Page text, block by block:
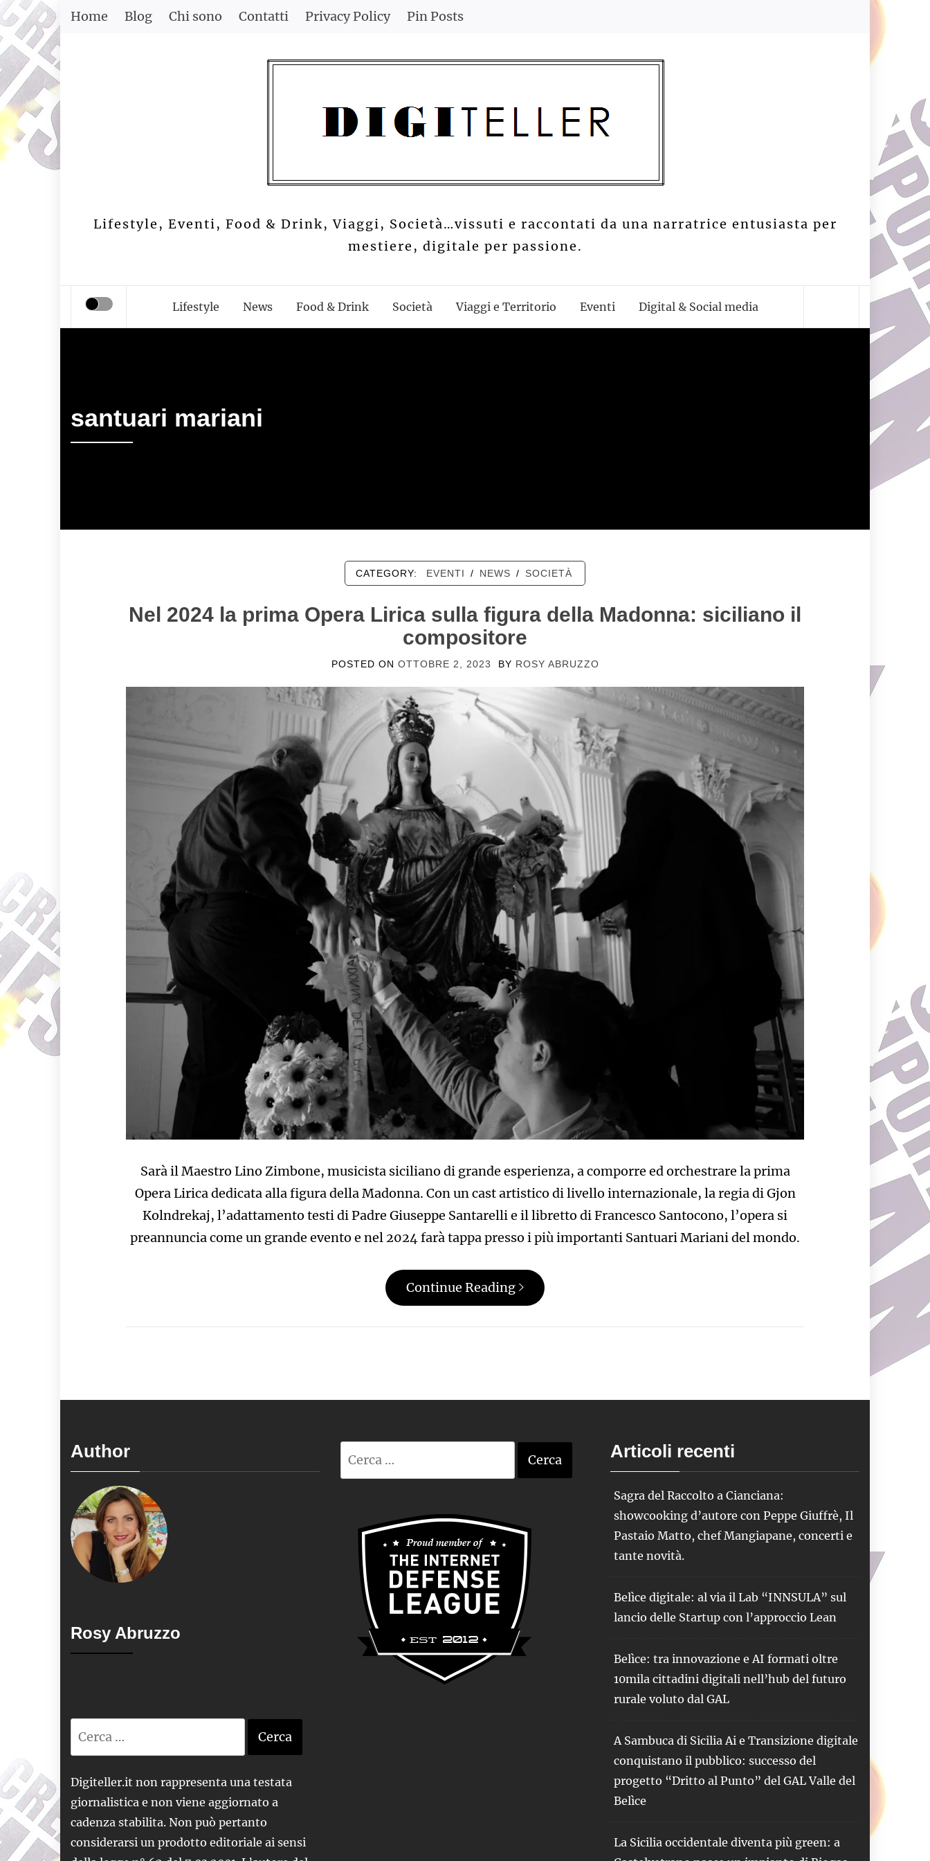
Skip
Home Blog Chi sono Contatti Privacy Policy Pin Posts
Lifestyle, Eventi, Food & Drink, Viaggi, Società…vissuti e raccontati da una narratrice entusiasta per
mestiere, digitale per passione.
Lifestyle News Food & Drink Società Viaggi e Territorio Eventi Digital & Social media
santuari mariani
CATEGORY: EVENTI / NEWS / SOCIETÀ
Nel 2024 la prima Opera Lirica sulla figura della Madonna: siciliano il
compositore
POSTED ON OTTOBRE 2, 2023 BY ROSY ABRUZZO
Sarà il Maestro Lino Zimbone, musicista siciliano di grande esperienza, a comporre ed orchestrare la prima
Opera Lirica dedicata alla figura della Madonna. Con un cast artistico di livello internazionale, la regia di Gjon
Kolndrekaj, l’adattamento testi di Padre Giuseppe Santarelli e il libretto di Francesco Santocono, l’opera si
preannuncia come un grande evento e nel 2024 farà tappa presso i più importanti Santuari Mariani del mondo.
Continue Reading
Author
Rosy Abruzzo
Digiteller.it non rappresenta una testata
giornalistica e non viene aggiornato a
cadenza stabilita. Non può pertanto
considerarsi un prodotto editoriale ai sensi
Articoli recenti
Sagra del Raccolto a Cianciana:
showcooking d’autore con Peppe Giuffrè, Il
Pastaio Matto, chef Mangiapane, concerti e
tante novità.
Belìce digitale: al via il Lab “INNSULA” sul
lancio delle Startup con l’approccio Lean
Belìce: tra innovazione e AI formati oltre
10mila cittadini digitali nell’hub del futuro
rurale voluto dal GAL
A Sambuca di Sicilia Ai e Transizione digitale
conquistano il pubblico: successo del
progetto “Dritto al Punto” del GAL Valle del
Belìce
La Sicilia occidentale diventa più green: a